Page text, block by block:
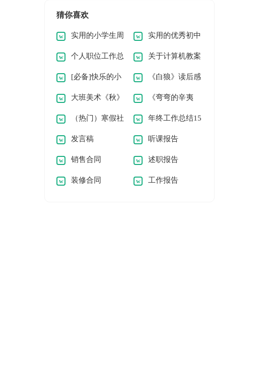
猜你喜欢
实用的小学生周
记[常用6篇]
实用的优秀初中
作文400字集合9篇
个人职位工作总
结
关于计算机教案
汇编10篇
[必备]快乐的小
学作文
《白狼》读后感
8篇
大班美术《秋》
教案
《弯弯的辛夷
花》读后感
（热门）寒假社
会实践报告
年终工作总结15
篇
发言稿 听课报告
销售合同 述职报告
装修合同 工作报告